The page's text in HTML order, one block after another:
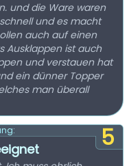
und die Ware waren
und es macht
auch auf einen
Ausklappen ist auch
und verstauen hat
ein dünner Topper
man überall
5